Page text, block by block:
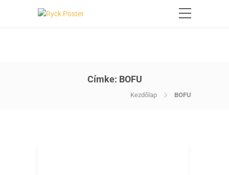
Címke: BOFU
Kezdőlap BOFU